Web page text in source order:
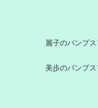
麗子のパンプ
美歩のパンプ